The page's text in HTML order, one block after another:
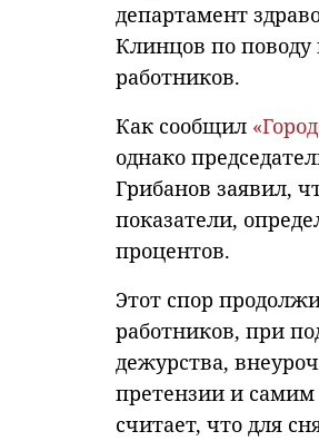
департамент
Клинцов по поводу
работников.
Как сообщил
однако
Грибанов заявил,
показатели,
процентов.
Этот спор
работников, при
дежурства,
претензии и самим
считает, что для